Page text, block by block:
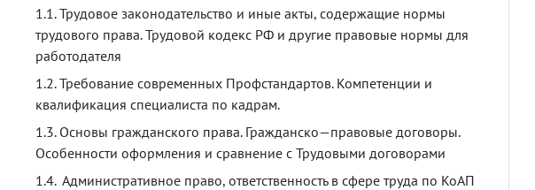
1.1.Трудовое законодательство и иные акты, содержащие нормы
трудового права.Трудовой кодекс РФ и другие правовые нормы для
работодателя
1.2.Требование современных Профстандартов. Компетенции и
квалификация специалиста по кадрам.
1.3. Основы гражданского права. Гражданско—правовые договоры.
Особенности оформления и сравнение с Трудовыми договорами
1.4. Административное право, ответственность в сфере труда по КоАП